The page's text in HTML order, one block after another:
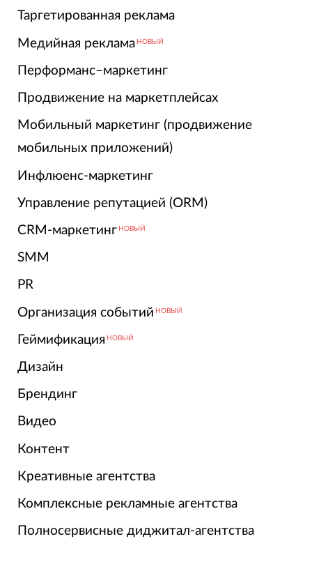
Таргетированная реклама
Медийная реклама НОВЫЙ
Перформанс–маркетинг
Продвижение на маркетплейсах
Мобильный маркетинг (продвижение
мобильных приложений)
Инфлюенс-маркетинг
Управление репутацией (ORM)
CRM-маркетинг НОВЫЙ
SMM
PR
Организация событий НОВЫЙ
Геймификация НОВЫЙ
Дизайн
Брендинг
Видео
Контент
Креативные агентства
Комплексные рекламные агентства
Полносервисные диджитал-агентства